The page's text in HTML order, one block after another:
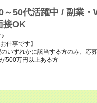
～50代活躍中 / 副業・
接OK
仕事です】
いずれかに該当する方のみ、応募
500万円以上ある方